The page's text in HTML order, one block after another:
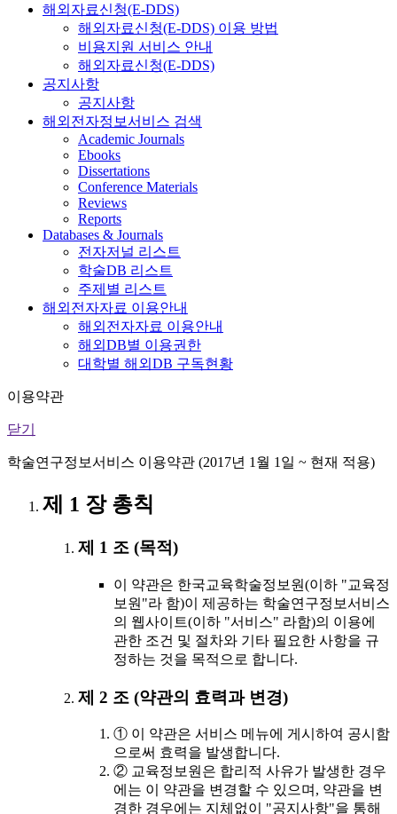
해외자료신청(E-DDS)
해외자료신청(E-DDS) 이용 방법
비용지원 서비스 안내
해외자료신청(E-DDS)
공지사항
공지사항
해외전자정보서비스 검색
Academic Journals
Ebooks
Dissertations
Conference Materials
Reviews
Reports
Databases & Journals
전자저널 리스트
학술DB 리스트
주제별 리스트
해외전자자료 이용안내
해외전자자료 이용안내
해외DB별 이용권한
대학별 해외DB 구독현황
이용약관
닫기
학술연구정보서비스 이용약관 (2017년 1월 1일 ~ 현재 적용)
제 1 장 총칙
제 1 조 (목적)
이 약관은 한국교육학술정보원(이하 "교육정
보원"라 함)이 제공하는 학술연구정보서비스
의 웹사이트(이하 "서비스" 라함)의 이용에
관한 조건 및 절차와 기타 필요한 사항을 규
정하는 것을 목적으로 합니다.
제 2 조 (약관의 효력과 변경)
① 이 약관은 서비스 메뉴에 게시하여 공시함
으로써 효력을 발생합니다.
② 교육정보원은 합리적 사유가 발생한 경우
에는 이 약관을 변경할 수 있으며, 약관을 변
경한 경우에는 지체없이 "공지사항"을 통해